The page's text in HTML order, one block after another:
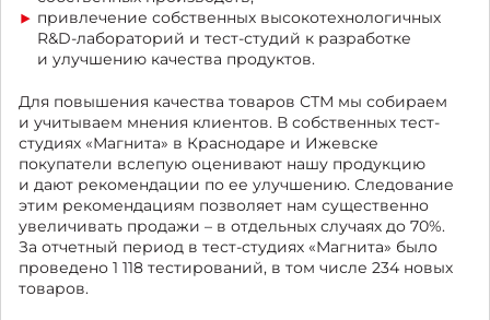
привлечение собственных высокотехнологичных
R&D-лабораторий и тест-студий к разработке
и улучшению качества продуктов.
Для повышения качества товаров СТМ мы собираем
и учитываем мнения клиентов. В собственных тест-
студиях «Магнита» в Краснодаре и Ижевске
покупатели вслепую оценивают нашу продукцию
и дают рекомендации по ее улучшению. Следование
этим рекомендациям позволяет нам существенно
увеличивать продажи – в отдельных случаях до 70%.
За отчетный период в тест-студиях «Магнита» было
проведено 1 118 тестирований, в том числе 234 новых
товаров.